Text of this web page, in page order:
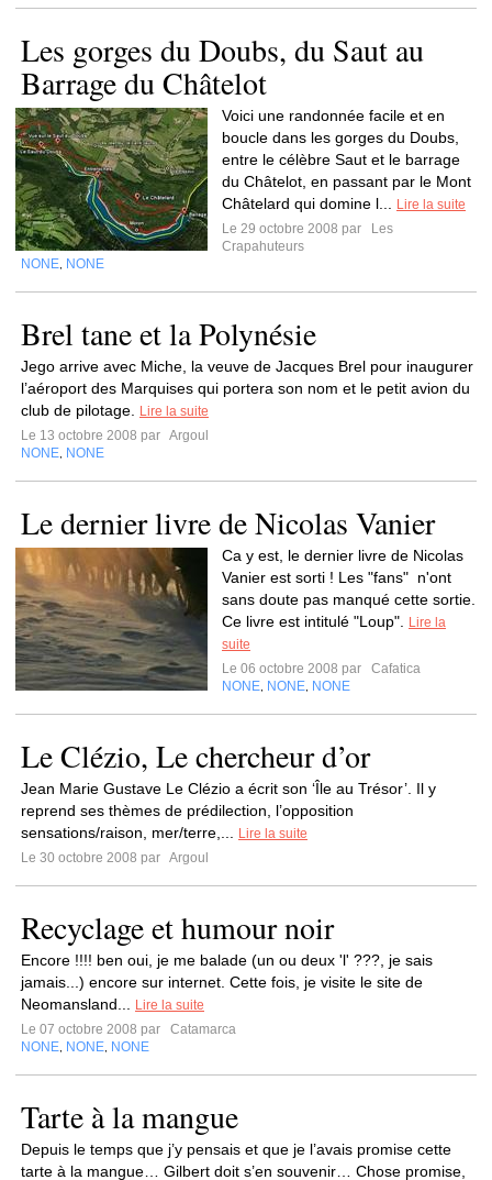
Les gorges du Doubs, du Saut au
Barrage du Châtelot
Voici une randonnée facile et en
boucle dans les gorges du Doubs,
entre le célèbre Saut et le barrage
du Châtelot, en passant par le Mont
Châtelard qui domine l...
Lire la suite
Le 29 octobre 2008 par
Les
Crapahuteurs
NONE NONE
Brel tane et la Polynésie
Jego arrive avec Miche, la veuve de Jacques Brel pour inaugurer
l’aéroport des Marquises qui portera son nom et le petit avion du
club de pilotage.
Lire la suite
Le 13 octobre 2008 par Argoul
NONE NONE
Le dernier livre de Nicolas Vanier
Ca y est, le dernier livre de Nicolas
Vanier est sorti ! Les "fans" n'ont
sans doute pas manqué cette sortie.
Ce livre est intitulé "Loup".
Lire la
suite
Le 06 octobre 2008 par
Cafatica
NONE NONE NONE
Le Clézio, Le chercheur d’or
Jean Marie Gustave Le Clézio a écrit son ‘Île au Trésor’. Il y
reprend ses thèmes de prédilection, l’opposition
sensations/raison, mer/terre,...
Lire la suite
Le 30 octobre 2008 par Argoul
Recyclage et humour noir
Encore !!!! ben oui, je me balade (un ou deux 'l' ???, je sais
jamais...) encore sur internet. Cette fois, je visite le site de
Neomansland...
Lire la suite
Le 07 octobre 2008 par
Catamarca
NONE NONE NONE
Tarte à la mangue
Depuis le temps que j’y pensais et que je l’avais promise cette
tarte à la mangue… Gilbert doit s’en souvenir… Chose promise,